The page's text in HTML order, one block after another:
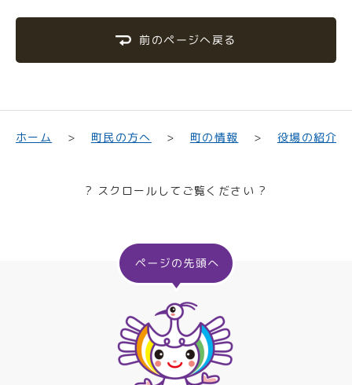
前のページへ戻る
ホーム 町民の方へ 町の情報 役場の紹介
? スクロールしてご覧ください ?